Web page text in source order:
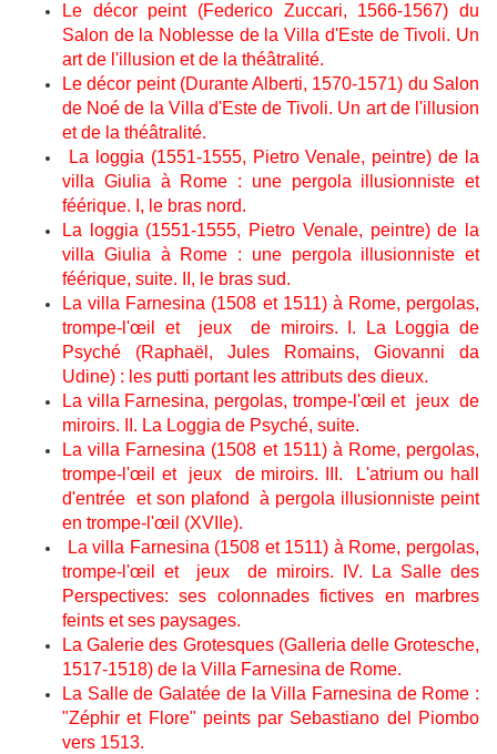
Le décor peint (Federico Zuccari, 1566-1567) du
Salon de la Noblesse de la Villa d'Este de Tivoli. Un
art de l'illusion et de la théâtralité.
Le décor peint (Durante Alberti, 1570-1571) du Salon
de Noé de la Villa d'Este de Tivoli. Un art de l'illusion
et de la théâtralité.
La loggia (1551-1555, Pietro Venale, peintre) de la
villa Giulia à Rome : une pergola illusionniste et
féérique. I, le bras nord.
La loggia (1551-1555, Pietro Venale, peintre) de la
villa Giulia à Rome : une pergola illusionniste et
féérique, suite. II, le bras sud.
La villa Farnesina (1508 et 1511) à Rome, pergolas,
trompe-l'œil et jeux de miroirs. I. La Loggia de
Psyché (Raphaël, Jules Romains, Giovanni da
Udine) : les putti portant les attributs des dieux.
La villa Farnesina, pergolas, trompe-l'œil et jeux de
miroirs. II. La Loggia de Psyché, suite.
La villa Farnesina (1508 et 1511) à Rome, pergolas,
trompe-l'œil et jeux de miroirs. III. L'atrium ou hall
d'entrée et son plafond à pergola illusionniste peint
en trompe-l'œil (XVIIe).
La villa Farnesina (1508 et 1511) à Rome, pergolas,
trompe-l'œil et jeux de miroirs. IV. La Salle des
Perspectives: ses colonnades fictives en marbres
feints et ses paysages.
La Galerie des Grotesques (Galleria delle Grotesche,
1517-1518) de la Villa Farnesina de Rome.
La Salle de Galatée de la Villa Farnesina de Rome :
"Zéphir et Flore" peints par Sebastiano del Piombo
vers 1513.